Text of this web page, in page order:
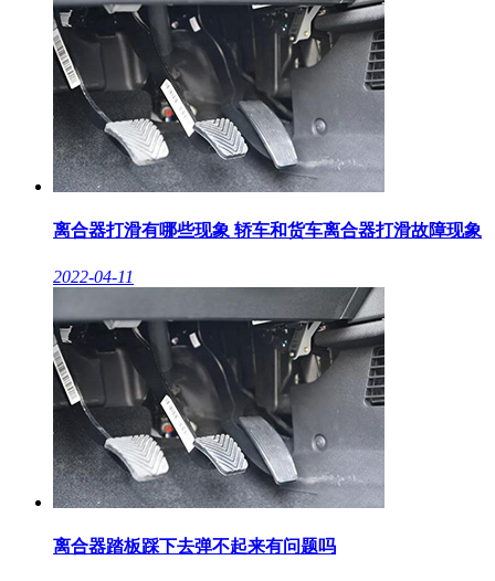
离合器打滑有哪些现象 轿车和货车离合器打滑故障现象
2022-04-11
离合器踏板踩下去弹不起来有问题吗